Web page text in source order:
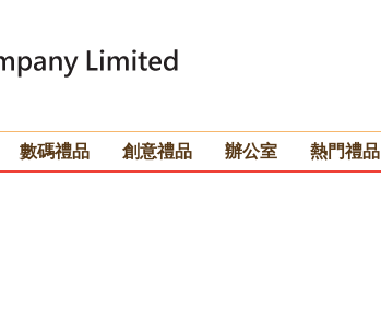
數碼禮品 創意禮品 辦公室 熱門禮品